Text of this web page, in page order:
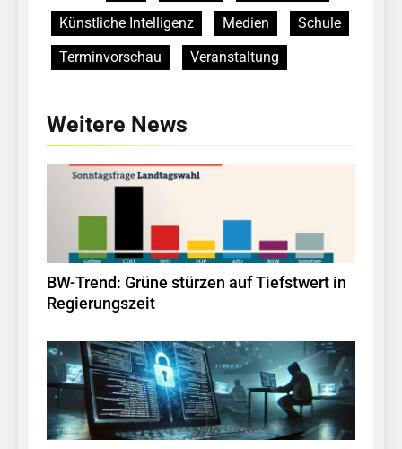
Künstliche Intelligenz
Medien
Schule
Terminvorschau
Veranstaltung
Weitere News
BW-Trend: Grüne stürzen auf Tiefstwert in
Regierungszeit